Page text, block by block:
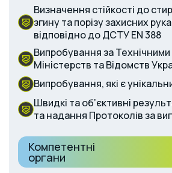
Визначення стійкості до
згину та порізу захисних
відповідно до ДСТУ EN 388
Випробування за
Міністерств та Відомств
Випробування, які є
Швидкі та об’єктивні
та надання Протоколів за
Компетентні
органи